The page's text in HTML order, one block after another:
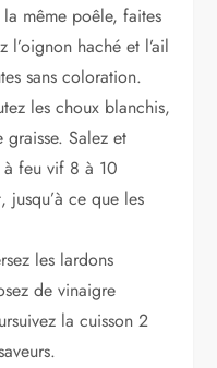
même poêle, faites
haché et l’ail
sans coloration.
les choux blanchis,
Salez et
à feu vif 8 à 10
jusqu’à ce que les
les lardons
de vinaigre
la cuisson 2